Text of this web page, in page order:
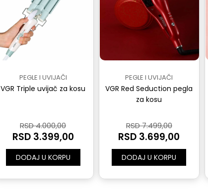
PEGLE I UVIJAČI
VGR Triple uvijač za kosu
RSD 4.000,00
RSD 3.399,00
DODAJ U KORPU
PEGLE I UVIJAČI
VGR Red Seduction pegla
za kosu
RSD 7.499,00
RSD 3.699,00
DODAJ U KORPU